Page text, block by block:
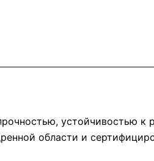
устойчивостью к
области и